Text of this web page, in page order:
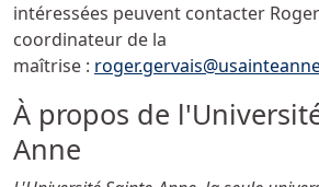
intéressées peuvent contacter
coordinateur de la
maîtrise :
À propos de
Anne